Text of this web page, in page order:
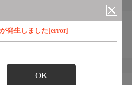
発生しました[error]
OK
番組